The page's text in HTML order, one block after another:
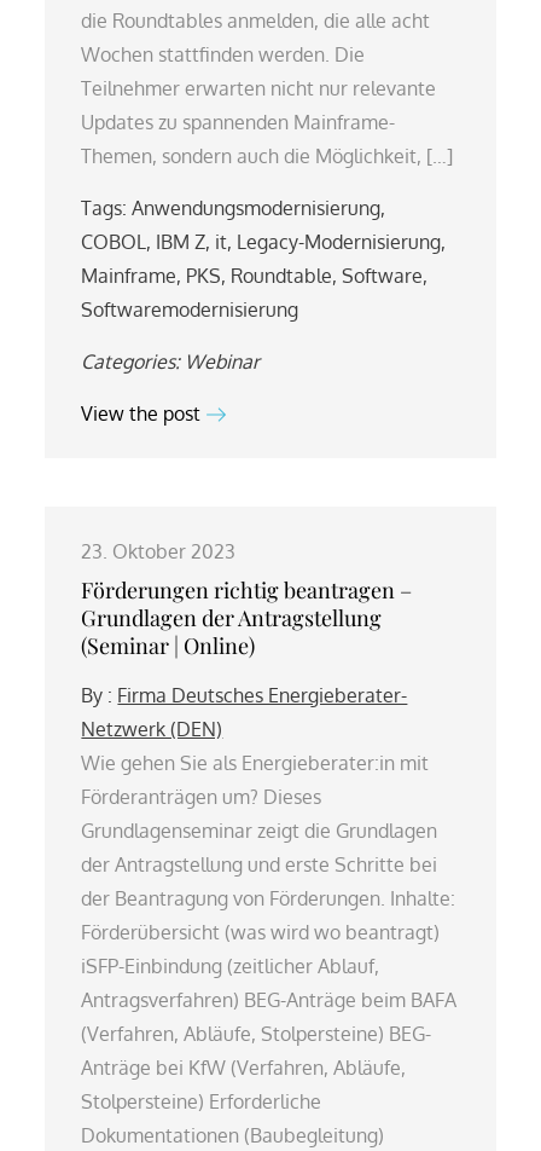
die Roundtables anmelden, die alle acht
Wochen stattfinden werden. Die
Teilnehmer erwarten nicht nur relevante
Updates zu spannenden Mainframe-
Themen, sondern auch die Möglichkeit, […]
Tags:Anwendungsmodernisierung,
COBOL , IBM Z, it, Legacy-Modernisierung,
Mainframe, PKS, Roundtable,Software,
Softwaremodernisierung
Categories: Webinar
View the post
23. Oktober 2023
Förderungen richtig beantragen –
Grundlagen der Antragstellung
(Seminar | Online)
By : Firma Deutsches Energieberater-
Netzwerk (DEN)
Wie gehen Sie als Energieberater:in mit
Förderanträgen um? Dieses
Grundlagenseminar zeigt die Grundlagen
der Antragstellung und erste Schritte bei
der Beantragung von Förderungen. Inhalte:
Förderübersicht (was wird wo beantragt)
iSFP-Einbindung (zeitlicher Ablauf,
Antragsverfahren) BEG-Anträge beim BAFA
(Verfahren, Abläufe, Stolpersteine) BEG-
Anträge bei KfW (Verfahren, Abläufe,
Stolpersteine) Erforderliche
Dokumentationen (Baubegleitung)